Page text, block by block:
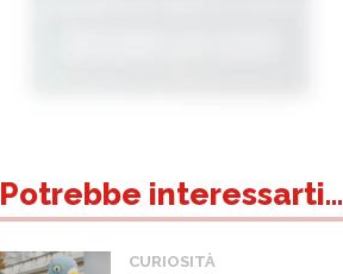
Potrebbe interessarti...
CURIOSITÀ